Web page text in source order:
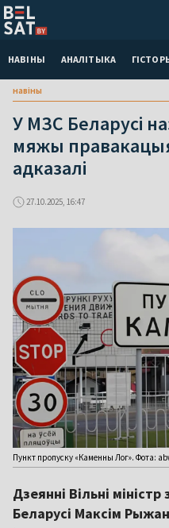
НАВІНЫ АНАЛІТЫКА
навіны
У МЗС Беларусі
мяжы
адказалі
27.10.2025, 16:47
Пункт пропуску «Каменны Лог». Фота:
Дзеянні Вільні
Беларусі Максім